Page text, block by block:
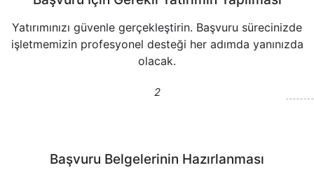
Yatırımınızı güvenle gerçekleştirin. Başvuru sürecinizde
işletmemizin profesyonel desteği her adımda yanınızda
olacak.
Başvuru Belgelerinin Hazırlanması